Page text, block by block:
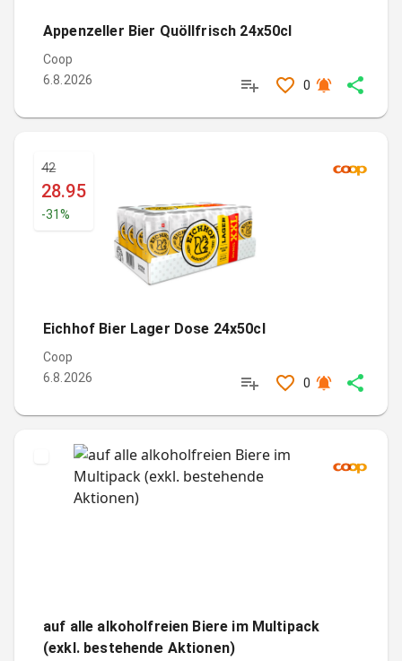
Appenzeller Bier Quöllfrisch 24x50cl
Coop
6.8.2026
0
42
28.95
-31%
Eichhof Bier Lager Dose 24x50cl
Coop
6.8.2026
0
auf alle alkoholfreien Biere im Multipack
(exkl. bestehende Aktionen)